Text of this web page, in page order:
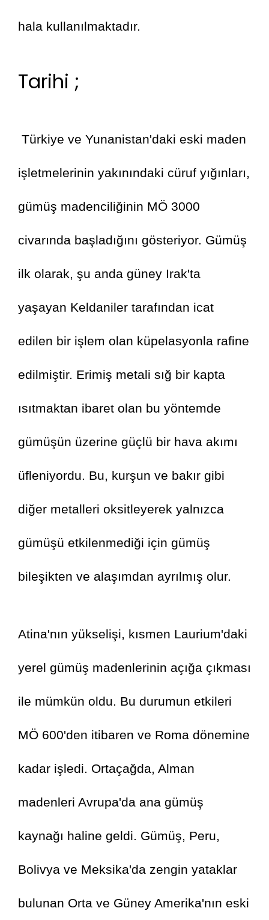
hala kullanılmaktadır.
Tarihi ;
işletmelerinin yakınındaki cüruf yığınları,
gümüş madenciliğinin MÖ 3000
civarında başladığını gösteriyor. Gümüş
ilk olarak, şu anda güney Irak'ta
yaşayan Keldaniler tarafından icat
edilen bir işlem olan küpelasyonla rafine
edilmiştir. Erimiş metali sığ bir kapta
ısıtmaktan ibaret olan bu yöntemde
gümüşün üzerine güçlü bir hava akımı
üfleniyordu. Bu, kurşun ve bakır gibi
diğer metalleri oksitleyerek yalnızca
gümüşü etkilenmediği için gümüş
bileşikten ve alaşımdan ayrılmış olur.
Atina'nın yükselişi, kısmen Laurium'daki
yerel gümüş madenlerinin açığa çıkması
ile mümkün oldu. Bu durumun etkileri
MÖ 600'den itibaren ve Roma dönemine
kadar işledi. Ortaçağda, Alman
madenleri Avrupa'da ana gümüş
kaynağı haline geldi. Gümüş, Peru,
Bolivya ve Meksika'da zengin yataklar
bulunan Orta ve Güney Amerika'nın eski